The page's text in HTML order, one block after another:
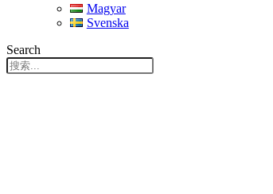
Magyar
Svenska
Search